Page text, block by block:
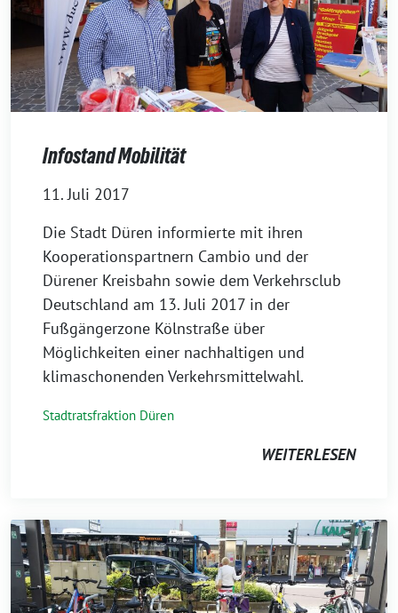
Infostand Mobilität
11. Juli 2017
Die Stadt Düren informierte mit ihren
Kooperationspartnern Cambio und der
Dürener Kreisbahn sowie dem Verkehrsclub
Deutschland am 13. Juli 2017 in der
Fußgängerzone Kölnstraße über
Möglichkeiten einer nachhaltigen und
klimaschonenden Verkehrsmittelwahl.
Stadtratsfraktion Düren
WEITERLESEN